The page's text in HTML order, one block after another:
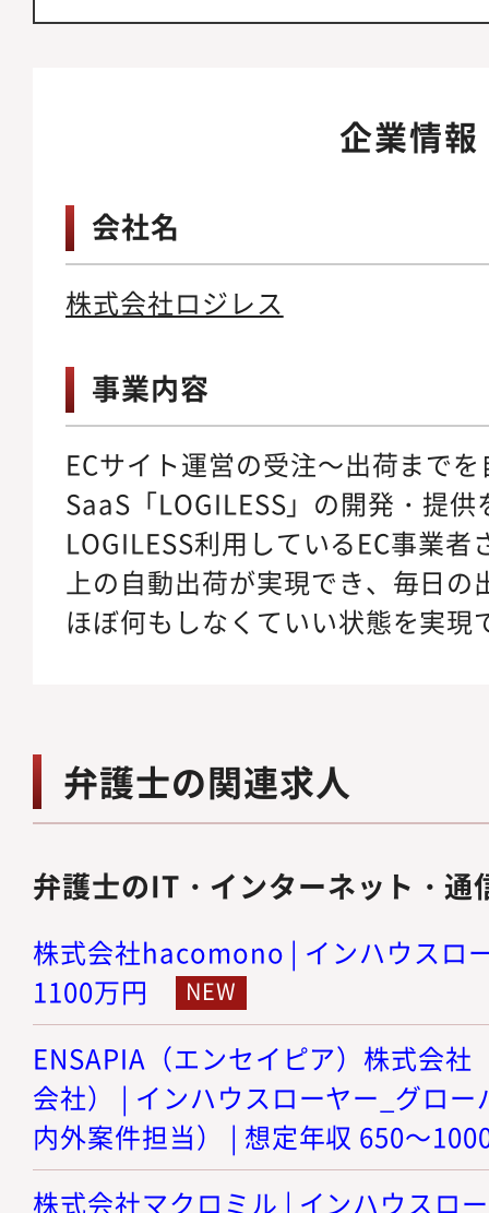
企業情報
会社名
株式会社ロジレス
事業内容
ECサイト運営の受注～出荷まで
SaaS「LOGILESS」の開発・提
LOGILESS利用しているEC事業
上の自動出荷が実現でき、毎日の
ほぼ何もしなくていい状態を実現
弁護士の関連求人
弁護士のIT・インターネット・通
株式会社hacomono | インハウスロ
1100万円
ENSAPIA（エンセイピア）株式会
会社） | インハウスローヤー_グロ
内外案件担当） | 想定年収 650～
株式会社マクロミル | インハウスロ